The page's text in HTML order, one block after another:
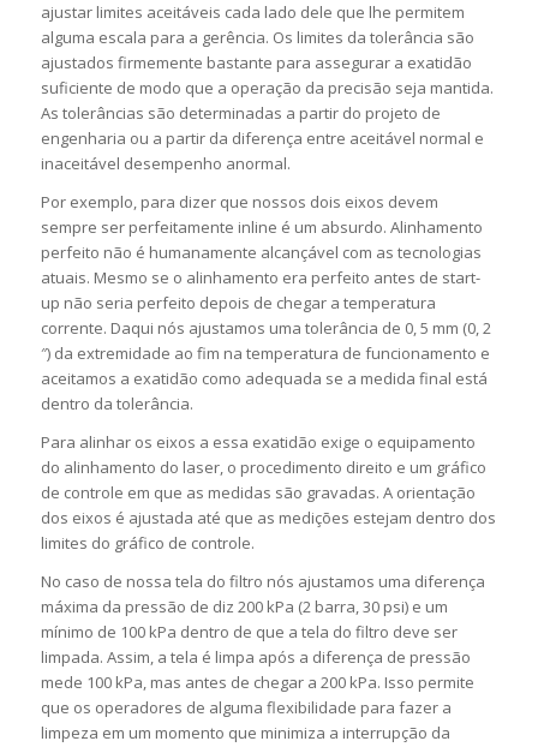
ajustar limites aceitáveis cada lado dele que lhe permitem
alguma escala para a gerência. Os limites da tolerância são
ajustados firmemente bastante para assegurar a exatidão
suficiente de modo que a operação da precisão seja mantida.
As tolerâncias são determinadas a partir do projeto de
engenharia ou a partir da diferença entre aceitável normal e
inaceitável desempenho anormal.
Por exemplo, para dizer que nossos dois eixos devem
sempre ser perfeitamente inline é um absurdo. Alinhamento
perfeito não é humanamente alcançável com as tecnologias
atuais. Mesmo se o alinhamento era perfeito antes de start-
up não seria perfeito depois de chegar a temperatura
corrente. Daqui nós ajustamos uma tolerância de 0, 5 mm (0, 2
″) da extremidade ao fim na temperatura de funcionamento e
aceitamos a exatidão como adequada se a medida final está
dentro da tolerância.
Para alinhar os eixos a essa exatidão exige o equipamento
do alinhamento do laser, o procedimento direito e um gráfico
de controle em que as medidas são gravadas. A orientação
dos eixos é ajustada até que as medições estejam dentro dos
limites do gráfico de controle.
No caso de nossa tela do filtro nós ajustamos uma diferença
máxima da pressão de diz 200 kPa (2 barra, 30 psi) e um
mínimo de 100 kPa dentro de que a tela do filtro deve ser
limpada. Assim, a tela é limpa após a diferença de pressão
mede 100 kPa, mas antes de chegar a 200 kPa. Isso permite
que os operadores de alguma flexibilidade para fazer a
limpeza em um momento que minimiza a interrupção da